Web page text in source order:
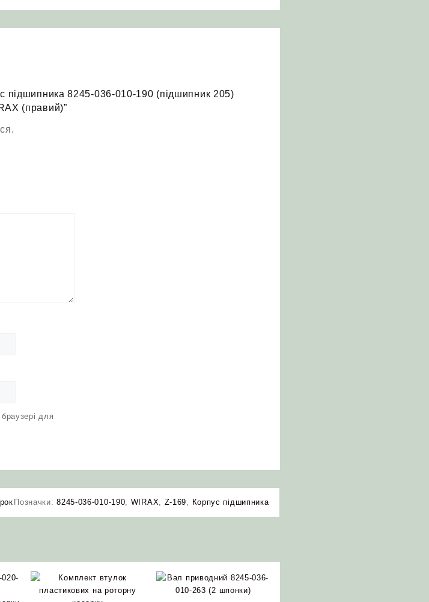
підшипника 8245-036-010-190 (підшипник 205)
(правий)”
для
Позначки:8245-036-010-190, WIRAX, Z-169, Корпус підшипника